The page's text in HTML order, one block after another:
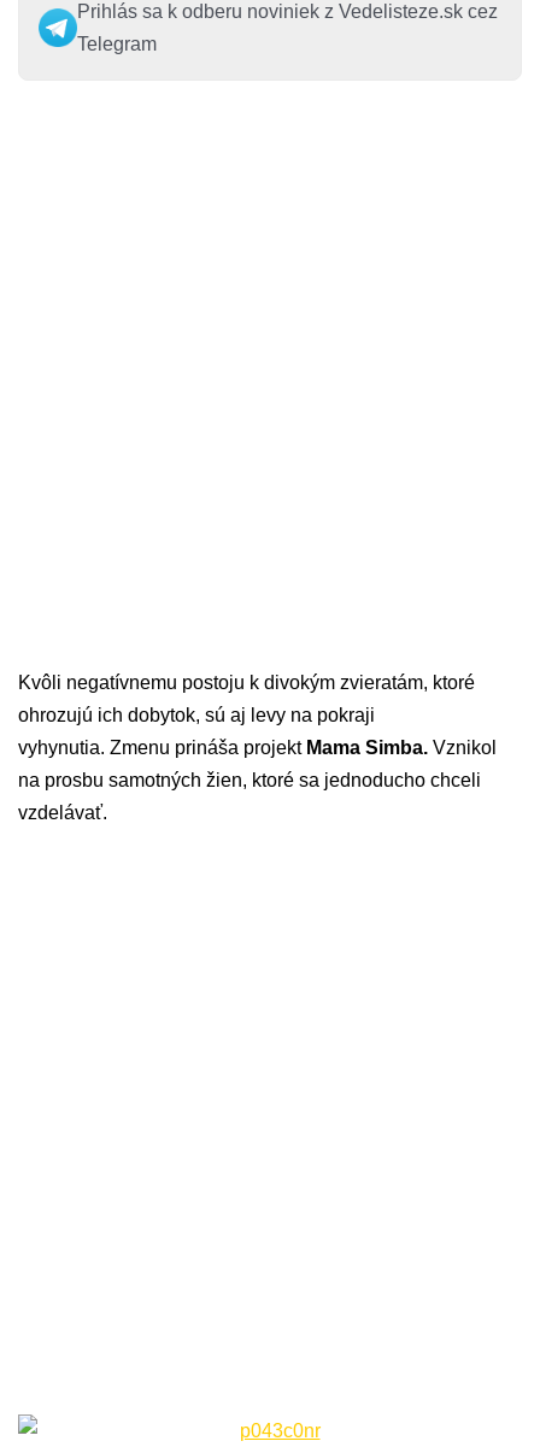
Prihlás sa k odberu noviniek z Vedelisteze.sk cez
Telegram
Kvôli negatívnemu postoju k divokým zvieratám, ktoré
ohrozujú ich dobytok, sú aj levy na pokraji
vyhynutia. Zmenu prináša projekt Mama Simba. Vznikol
na prosbu samotných žien, ktoré sa jednoducho chceli
vzdelávať.